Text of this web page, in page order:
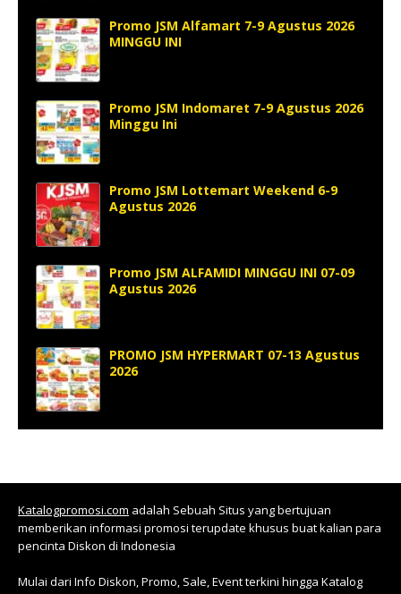
Promo JSM Alfamart 7-9 Agustus 2026
MINGGU INI
Promo JSM Indomaret 7-9 Agustus 2026
Minggu Ini
Promo JSM Lottemart Weekend 6-9
Agustus 2026
Promo JSM ALFAMIDI MINGGU INI 07-09
Agustus 2026
PROMO JSM HYPERMART 07-13 Agustus
2026
Katalogpromosi.com adalah Sebuah Situs yang bertujuan
memberikan informasi promosi terupdate khusus buat kalian para
pencinta Diskon di Indonesia
Mulai dari Info Diskon, Promo, Sale, Event terkini hingga Katalog